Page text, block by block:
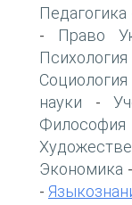
Педагогика
- Право
Психология
Социология
науки -
Философия
Экономика -
-